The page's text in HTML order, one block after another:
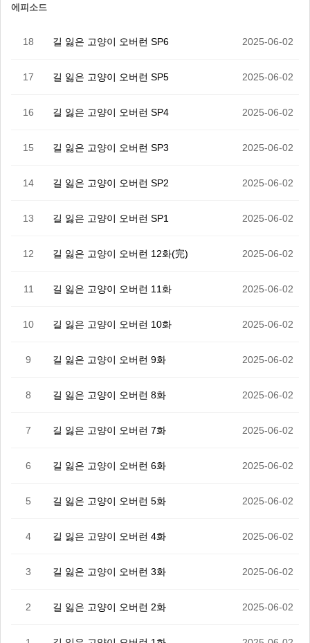
에피소드
18 길 잃은 고양이 오버런 SP6 2025-06-02
17 길 잃은 고양이 오버런 SP5 2025-06-02
16 길 잃은 고양이 오버런 SP4 2025-06-02
15 길 잃은 고양이 오버런 SP3 2025-06-02
14 길 잃은 고양이 오버런 SP2 2025-06-02
13 길 잃은 고양이 오버런 SP1 2025-06-02
12 길 잃은 고양이 오버런 12화(完) 2025-06-02
11 길 잃은 고양이 오버런 11화 2025-06-02
10 길 잃은 고양이 오버런 10화 2025-06-02
9 길 잃은 고양이 오버런 9화 2025-06-02
8 길 잃은 고양이 오버런 8화 2025-06-02
7 길 잃은 고양이 오버런 7화 2025-06-02
6 길 잃은 고양이 오버런 6화 2025-06-02
5 길 잃은 고양이 오버런 5화 2025-06-02
4 길 잃은 고양이 오버런 4화 2025-06-02
3 길 잃은 고양이 오버런 3화 2025-06-02
2 길 잃은 고양이 오버런 2화 2025-06-02